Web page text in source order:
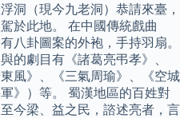
洞（現今九老洞）恭請來臺，
於此地。 在中國傳統戲曲
八卦圖案的外袍，手持羽扇。
的劇目有《諸葛亮弔孝》、
風》、《三氣周瑜》、《空城
》）等。 蜀漢地區的百姓對
今梁、益之民，諮述亮者，言